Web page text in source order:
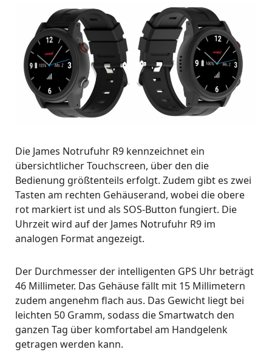
Die James Notrufuhr R9 kennzeichnet ein
übersichtlicher Touchscreen, über den die
Bedienung größtenteils erfolgt. Zudem gibt es zwei
Tasten am rechten Gehäuserand, wobei die obere
rot markiert ist und als SOS-Button fungiert. Die
Uhrzeit wird auf der James Notrufuhr R9 im
analogen Format angezeigt.
Der Durchmesser der intelligenten GPS Uhr beträgt
46 Millimeter. Das Gehäuse fällt mit 15 Millimetern
zudem angenehm flach aus. Das Gewicht liegt bei
leichten 50 Gramm, sodass die Smartwatch den
ganzen Tag über komfortabel am Handgelenk
getragen werden kann.